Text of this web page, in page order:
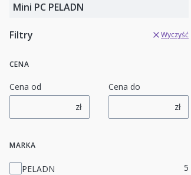
Mini PC PELADN
Filtry Wyczyść
CENA
Cena od
zł
Cena do
zł
MARKA
Marka
PELADN 5